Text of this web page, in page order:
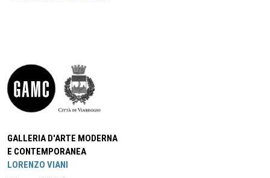
GALLERIA D'ARTE MODERNA
E CONTEMPORANEA
LORENZO VIANI